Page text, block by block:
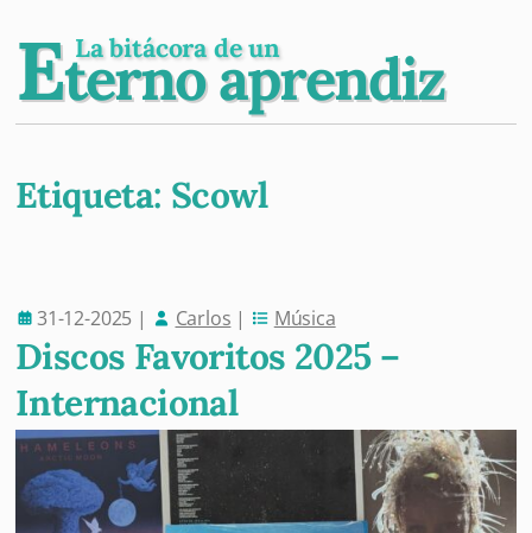
Eterno aprendiz
La bitácora de un
Etiqueta: Scowl
Post navigation
31-12-2025 | Carlos | Música
Discos Favoritos 2025 –
Internacional